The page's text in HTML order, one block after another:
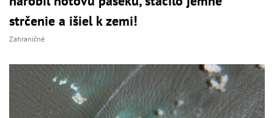
strčenie a išiel k zemi!
Zahraničné